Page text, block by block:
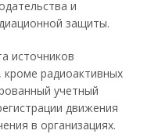
и
защиты.
источников
радиоактивных
учетный
движения
в организациях.